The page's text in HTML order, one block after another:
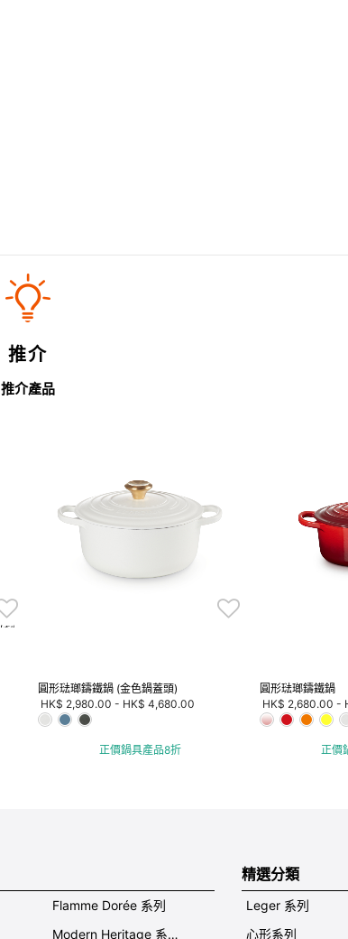
推介
推介產品
圓形琺瑯鑄鐵鍋 (金色鍋蓋頭)
HK$ 2,980.00 - HK$ 4,680.00
正價鍋具產品8折
圓形琺瑯鑄鐵鍋
HK$ 2,680.00 -
正價
Flamme Dorée 系列
Modern Heritage 系列
精選分類
Leger 系列
心形系列